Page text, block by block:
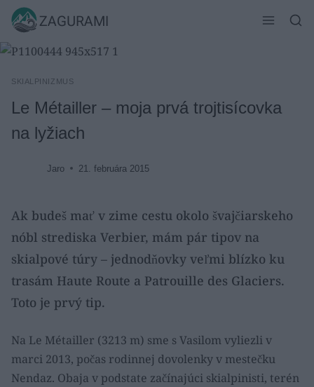
Skip
content
ZAGURAMI
SKIALPINIZMUS
Le Métailler – moja prvá trojtisícovka
na lyžiach
Jaro 21. februára 2015
Ak budeš mať v zime cestu okolo švajčiarskeho
nóbl strediska Verbier, mám pár tipov na
skialpové túry – jednodňovky veľmi blízko ku
trasám Haute Route a Patrouille des Glaciers.
Toto je prvý tip.
Na Le Métailler (3213 m) sme s Vasilom vyliezli v
marci 2013, počas rodinnej dovolenky v mestečku
Nendaz. Obaja v podstate začínajúci skialpinisti, terén